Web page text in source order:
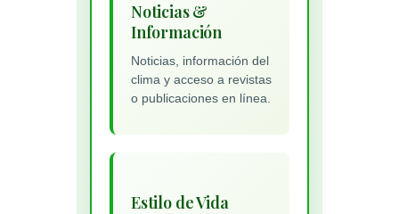
Noticias &
Información
Noticias, información del
clima y acceso a revistas
o publicaciones en línea.
Estilo de Vida